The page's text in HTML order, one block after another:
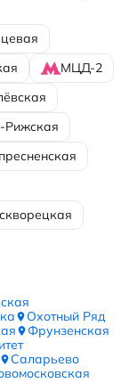
МЦД-2
Рижская
Охотный Ряд
Фрунзенская
Саларьево